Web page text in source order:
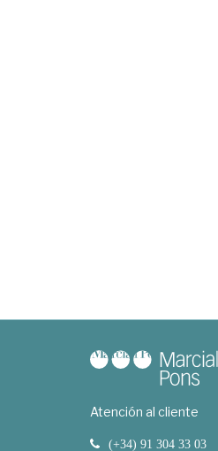
Atención al cliente
(+34) 91 304 33 03